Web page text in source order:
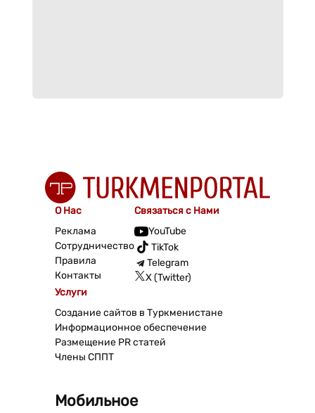
О Нас
Реклама
Сотрудничество
Правила
Контакты
Связаться с Нами
YouTube
TikTok
Telegram
X (Twitter)
Услуги
Создание сайтов в Туркменистане
Информационное обеспечение
Размещение PR статей
Члены СППТ
Мобильное